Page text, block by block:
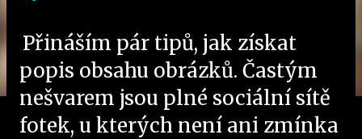
Přináším pár tipů, jak získat
popis obsahu obrázků. Častým
nešvarem jsou plné sociální sítě
fotek, u kterých není ani zmínka